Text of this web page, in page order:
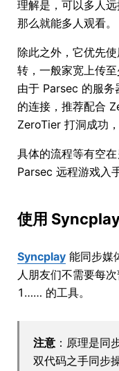
理解是，可以多人
那么就能多人观看。
除此之外，它优先
转，一般家宽上传
由于 Parsec 的服务
的连接，推荐配合
ZeroTier 打洞成功
具体的流程等有空
Parsec 远程游戏入手
使用
Syncplay 能同步媒
人朋友们不需要每
1…… 的工具。
注意 ：原理是同
双代码之手同步